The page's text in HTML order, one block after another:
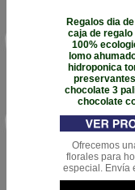
Regalos dia
caja de
100%
lomo
hidroponica
chocolate 3
chocolate
Ofrecemos
florales para
especial. Envía